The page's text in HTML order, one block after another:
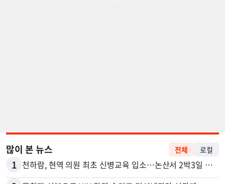
많이 본 뉴스 전체 로컬
1 천하람, 현역 의원 최초 신병교육 입소…논산서 2박3일 생활